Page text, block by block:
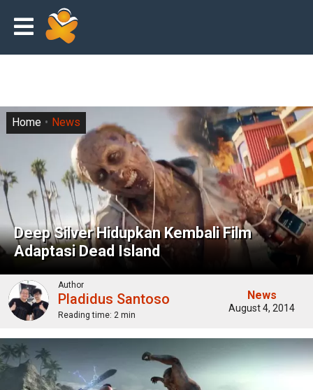
Deep Silver Hidupkan Kembali Film
Adaptasi Dead Island
Home News
Author
Pladidus Santoso
Reading time: 2 min
News
August 4, 2014